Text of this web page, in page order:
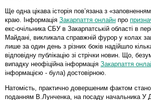
Ще одна цікава історія пов’язана з
краю. Інформація Закарпаття онлайн про
екс-очільника СБУ в Закарпатській області в
Майдані, викликала справжній фурор у колах
лише за один день з різних боків надійшло
відповідну публікацію зі стрічки новин. Що,
випадку неофіційна інформація Закарпаття
інформацією - була) достовірною.
Натомість, практично довершеним фактом
поданням В.Лунченка, на посаду начальника У